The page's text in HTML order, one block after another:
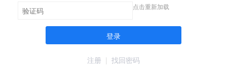
点击重新加载
登录
注册 | 找回密码